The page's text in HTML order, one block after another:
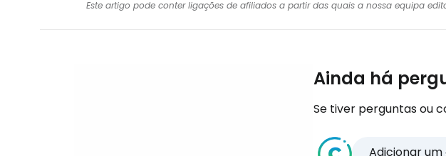
Este artigo pode conter ligações de afiliados a partir das quais a nossa equipa
Ainda há
Se tiver perguntas ou
Adicionar